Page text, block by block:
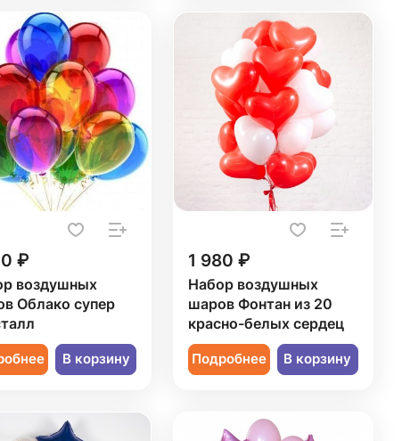
₽
воздушных
Облако супер
В корзину
1 980 ₽
Набор воздушных
шаров Фонтан из 20
красно-белых сердец
Подробнее В корзину